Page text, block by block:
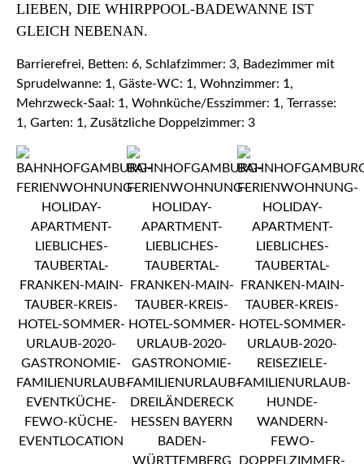
IEBEN, DIE WHIRPPOOL-BADEWANNE IST G
LEICH NEBENAN.
Barrierefrei, Betten: 6, Schlafzimmer: 3, Badezimmer mit
Sprudelwanne: 1, Gäste-WC: 1, Wohnzimmer: 1,
Mehrzweck-Saal: 1, Wohnküche/Esszimmer: 1, Terrasse:
1, Garten: 1, Zusätzliche Doppelzimmer: 3